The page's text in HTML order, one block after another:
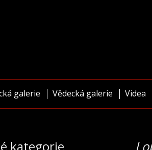
galerie Vědecká galerie Videa
kategorie